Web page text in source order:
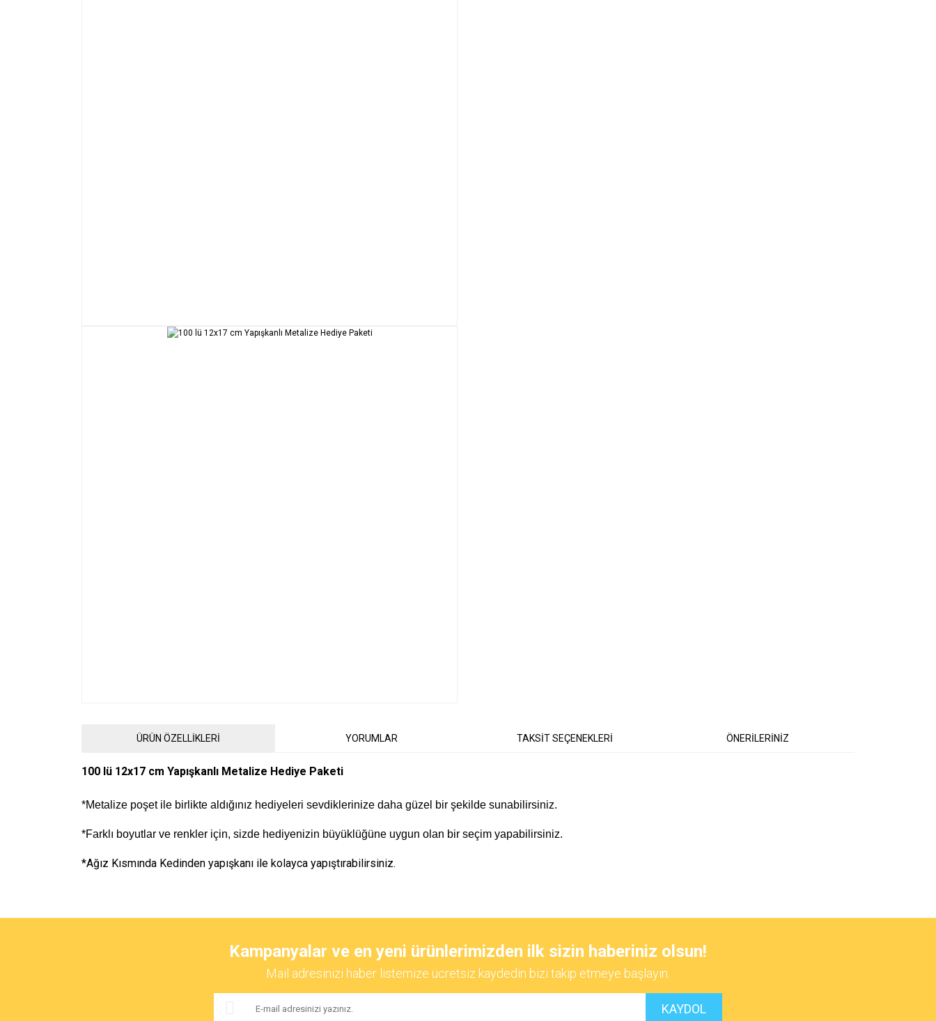
ÜRÜN ÖZELLİKLERİ YORUMLAR TAKSİT SEÇENEKLERİ ÖNERİLERİNİZ
100 lü 12x17 cm Yapışkanlı Metalize Hediye Paketi
*Metalize poşet ile birlikte aldığınız hediyeleri sevdiklerinize daha güzel bir şekilde sunabilirsiniz.
*Farklı boyutlar ve renkler için, sizde hediyenizin büyüklüğüne uygun olan bir seçim yapabilirsiniz.
*Ağız Kısmında Kedinden yapışkanı ile kolayca yapıştırabilirsiniz.
Yorum Yaz
Ürün resmi kalitesiz, bozuk veya görüntülenemiyor.
Kampanyalar ve en yeni ürünlerimizden ilk sizin haberiniz olsun!
Mail adresinizi haber listemize ücretsiz kaydedin bizi takip etmeye başlayın.
KAYDOL